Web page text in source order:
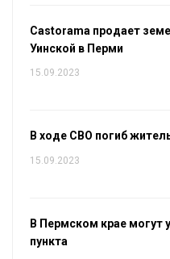
Castorama продает
Уинской в Перми
15.09.2023
В ходе СВО погиб
15.09.2023
В Пермском крае могут
пункта